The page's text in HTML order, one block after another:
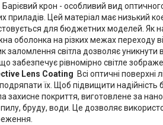
Барієвий крон - особливий вид
приладів. Цей матеріал має низький
для бюджетних моделей. Як
оболонка на різких межах переходу
заломлення світла дозволяє уникнути
забезпечує рівномірно світле
Lens Coating Всі оптичні поверхні
їх. Щоб підвищити надійність
захисне покриття, виготовлене за
пилу, бруду, води. Це дозволяє